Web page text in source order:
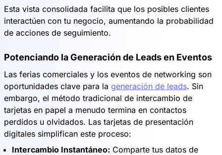
Esta vista consolidada facilita que los posibles clientes
interactúen con tu negocio, aumentando la probabilidad
de acciones de seguimiento.
Potenciando la Generación de Leads en Eventos
Las ferias comerciales y los eventos de networking son
oportunidades clave para la generación de leads. Sin
embargo, el método tradicional de intercambio de
tarjetas en papel a menudo termina en contactos
perdidos u olvidados. Las tarjetas de presentación
digitales simplifican este proceso:
Intercambio Instantáneo: Comparte tus datos de